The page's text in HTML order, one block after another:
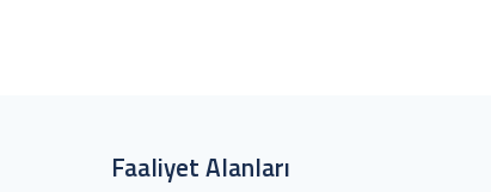
Faaliyet Alanları